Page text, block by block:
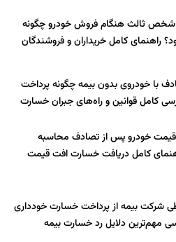
شخص ثالث هنگام فروش خودرو چگونه
راهنمای کامل خریداران و فروشندگان
با خودروی بدون بیمه چگونه پرداخت
کامل قوانین و راه‌های جبران خسارت
خودرو پس از تصادف محاسبه
کامل دریافت خسارت افت قیمت
شرکت بیمه از پرداخت خسارت خودداری
مهم‌ترین دلایل رد خسارت بیمه